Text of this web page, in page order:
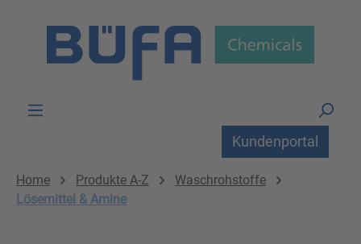
Kundenportal
Home Produkte A-Z
Waschrohstoffe
Lösemittel & Amine